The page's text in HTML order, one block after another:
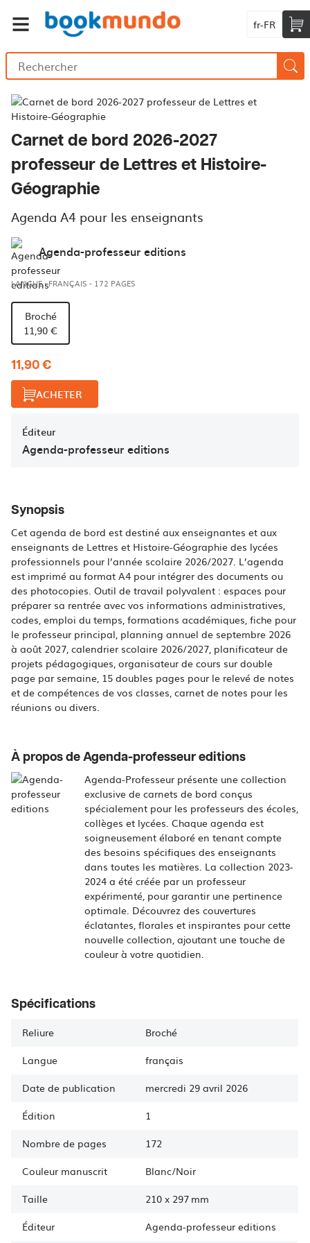
fr-FR
Carnet de bord 2026-2027
professeur de Lettres et Histoire-
Géographie
Agenda A4 pour les enseignants
Agenda-professeur editions
LANGUE : FRANÇAIS - 172 PAGES
Broché
11,90 €
11,90 €
ACHETER
Éditeur
Agenda-professeur editions
Synopsis
Cet agenda de bord est destiné aux enseignantes et aux
enseignants de Lettres et Histoire-Géographie des lycées
professionnels pour l’année scolaire 2026/2027. L’agenda
est imprimé au format A4 pour intégrer des documents ou
des photocopies. Outil de travail polyvalent : espaces pour
préparer sa rentrée avec vos informations administratives,
codes, emploi du temps, formations académiques, fiche pour
le professeur principal, planning annuel de septembre 2026
à août 2027, calendrier scolaire 2026/2027, planificateur de
projets pédagogiques, organisateur de cours sur double
page par semaine, 15 doubles pages pour le relevé de notes
et de compétences de vos classes, carnet de notes pour les
réunions ou divers.
À propos de Agenda-professeur editions
Agenda-Professeur présente une collection
exclusive de carnets de bord conçus
spécialement pour les professeurs des écoles,
collèges et lycées. Chaque agenda est
soigneusement élaboré en tenant compte
des besoins spécifiques des enseignants
dans toutes les matières. La collection 2023-
2024 a été créée par un professeur
expérimenté, pour garantir une pertinence
optimale. Découvrez des couvertures
éclatantes, florales et inspirantes pour cette
nouvelle collection, ajoutant une touche de
couleur à votre quotidien.
Spécifications
Reliure
Broché
Langue
français
Date de publication
mercredi 29 avril 2026
Édition
1
Nombre de pages
172
Couleur manuscrit
Blanc/Noir
Taille
210 x 297 mm
Éditeur
Agenda-professeur editions